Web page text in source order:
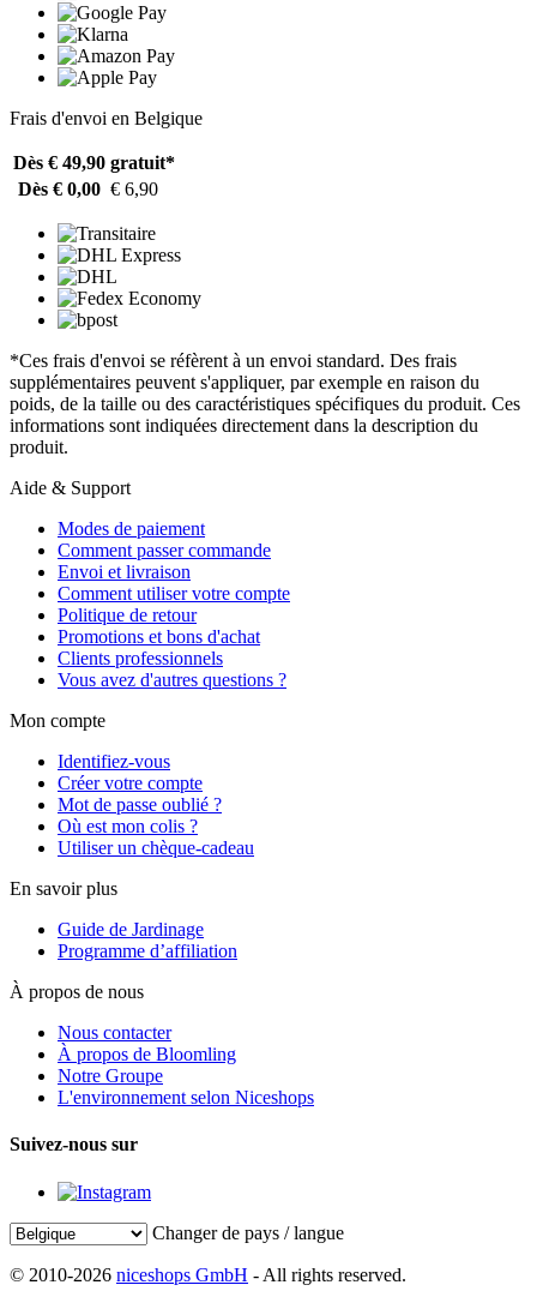
Frais d'envoi en Belgique
Dès € 49,90 gratuit*
Dès € 0,00 € 6,90
*Ces frais d'envoi se réfèrent à un envoi standard. Des frais
supplémentaires peuvent s'appliquer, par exemple en raison du
poids, de la taille ou des caractéristiques spécifiques du produit. Ces
informations sont indiquées directement dans la description du
produit.
Aide & Support
Modes de paiement
Comment passer commande
Envoi et livraison
Comment utiliser votre compte
Politique de retour
Promotions et bons d'achat
Clients professionnels
Vous avez d'autres questions ?
Mon compte
Identifiez-vous
Créer votre compte
Mot de passe oublié ?
Où est mon colis ?
Utiliser un chèque-cadeau
En savoir plus
Guide de Jardinage
Programme d’affiliation
À propos de nous
Nous contacter
À propos de Bloomling
Notre Groupe
L'environnement selon Niceshops
Suivez-nous sur
Changer de pays / langue
© 2010-2026 niceshops GmbH - All rights reserved.